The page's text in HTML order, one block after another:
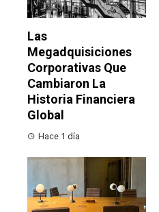
Las
Megadquisiciones
Corporativas Que
Cambiaron La
Historia Financiera
Global
Hace 1 día